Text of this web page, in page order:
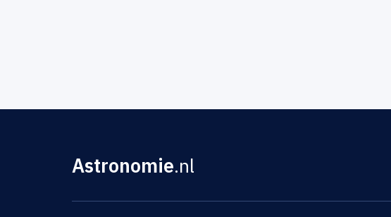
Astronomie.nl